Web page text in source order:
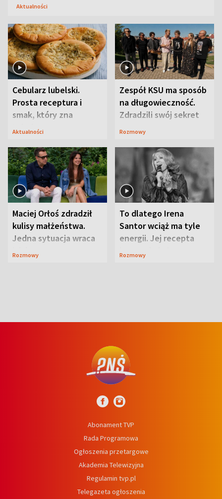
Aktualności
Cebularz lubelski.
Prosta receptura i
smak, który zna
Lubelszczyzna
Aktualności
Zespół KSU ma sposób
na długowieczność.
Zdradzili swój sekret
Rozmowy
Maciej Orłoś zdradził
kulisy małżeństwa.
Jedna sytuacja wraca
jak bumerang
Rozmowy
To dlatego Irena
Santor wciąż ma tyle
energii. Jej recepta
jest zaskakująco
Rozmowy
Abonament TVP
Rada Programowa
Ogłoszenia przetargowe
Akademia Telewizyjna
Regulamin tvp.pl
Telegazeta ogłoszenia